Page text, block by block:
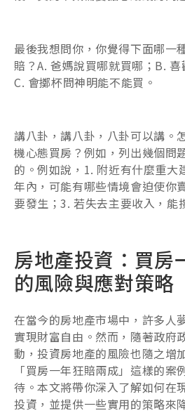
最後我想問你，你覺得下面哪一
賠？A. 爸媽說買哪就買哪；B. 喜
C. 會擲杯問神明能不能買。
講八卦，講八卦，八卦可以講。
機心態買房？例如，列出幾個問
的。例如說，1. 附近有什麼重大
年內，可能有哪些情境會迫使你
要發生；3. 若失去主要收入，能
房地產投資：買房
的風險與應對策略
在當今的房地產市場中，許多人
實現財富自由。然而，隨著政府
動，投資房地產的風險也隨之增
「買房一年狂賠兩成」這樣的案
待。本文將帶你深入了解如何在
投資，並提供一些實用的策略來